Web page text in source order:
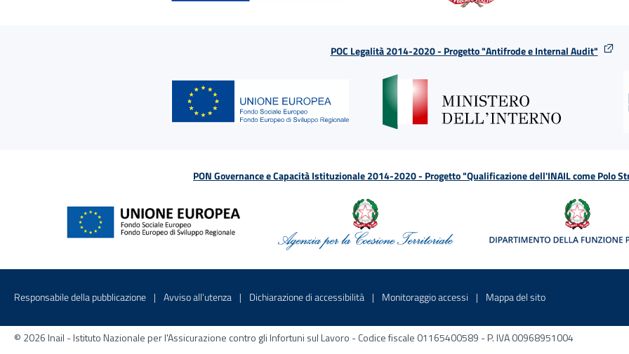
POC Legalità 2014-2020 - Progetto "Antifrode e Internal Audit"
PON Governance e Capacità Istituzionale 2014-2020 - Progetto "Qualificazione dell'INAIL come Polo
Menu di servizio
Responsabile della pubblicazione Sito interno - Apre in una nuova finestra
Avviso all’utenza Sito interno - Apre in una nuova finestra
Dichiarazione di accessibilità Sito interno - Apre in una nuova finestra
Monitoraggio accessi Sito interno - Apre in una nuova
Mappa del sitoSito interno - Apre
© 2026 Inail - Istituto Nazionale per l'Assicurazione contro gli Infortuni sul Lavoro - Codice fiscale 01165400589 - P. IVA 00968951004